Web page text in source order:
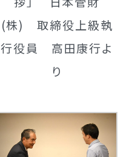
(株) 取締役上級執
行役員 高田康行よ
り